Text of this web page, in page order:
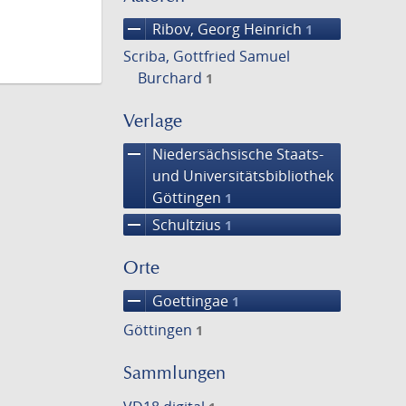
remove Ribov, Georg Heinrich 1
Scriba, Gottfried Samuel
Burchard 1
Verlage
remove
Niedersächsische Staats-
und Universitätsbibliothek
Göttingen 1
remove Schultzius 1
Orte
remove Goettingae 1
Göttingen 1
Sammlungen